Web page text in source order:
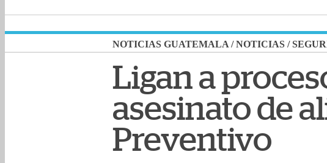
NOTICIAS GUATEMALA /NOTICIAS /
Ligan a
asesinato de
Preventivo